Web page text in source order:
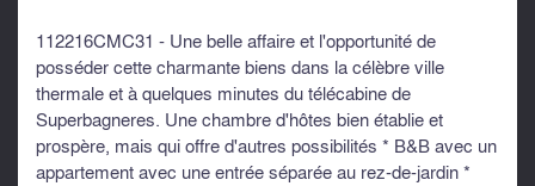
112216CMC31 - Une belle affaire et l'opportunité de
posséder cette charmante biens dans la célèbre ville
thermale et à quelques minutes du télécabine de
Superbagneres. Une chambre d'hôtes bien établie et
prospère, mais qui offre d'autres possibilités * B&B avec un
appartement avec une entrée séparée au rez-de-jardin *